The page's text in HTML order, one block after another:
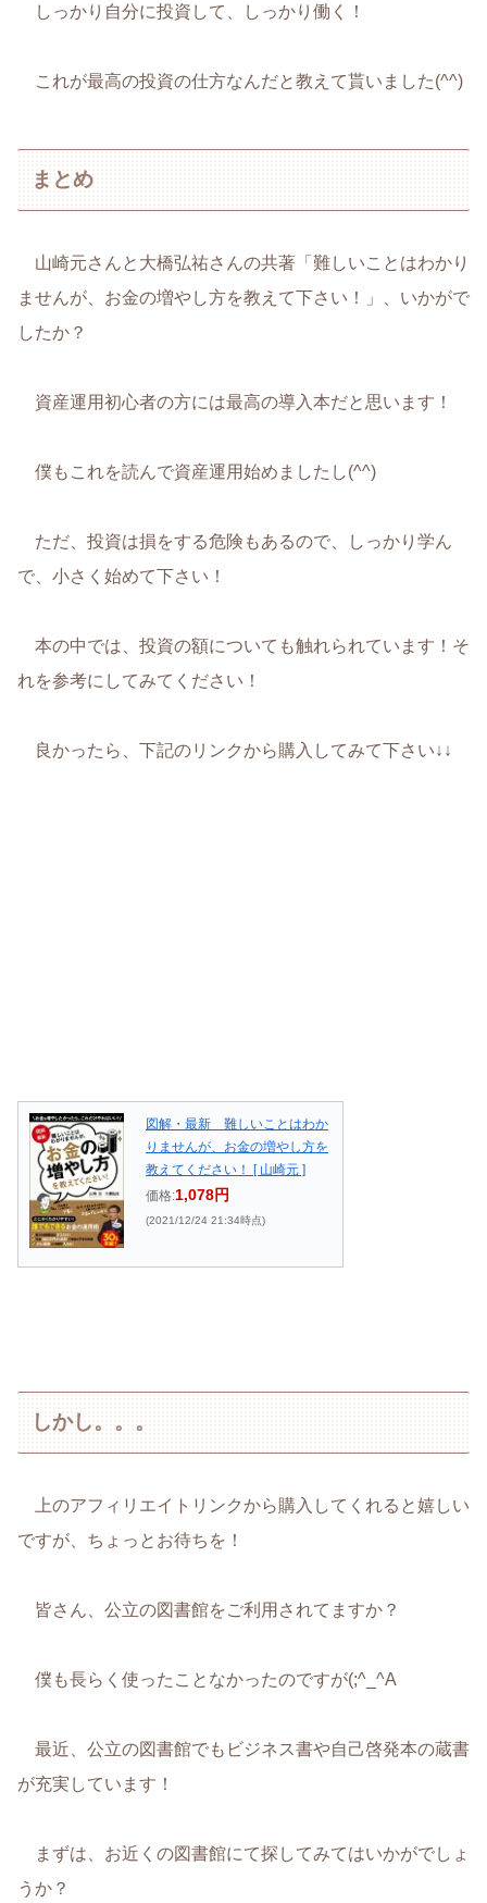
しっかり自分に投資して、しっかり働く！
これが最高の投資の仕方なんだと教えて貰いました(^^)
まとめ
山崎元さんと大橋弘祐さんの共著「難しいことはわかり
ませんが、お金の増やし方を教えて下さい！」、いかがで
したか？
資産運用初心者の方には最高の導入本だと思います！
僕もこれを読んで資産運用始めましたし(^^)
ただ、投資は損をする危険もあるので、しっかり学ん
で、小さく始めて下さい！
本の中では、投資の額についても触れられています！そ
れを参考にしてみてください！
良かったら、下記のリンクから購入してみて下さい↓↓
図解・最新 難しいことはわか
りませんが、お金の増やし方を
教えてください！ [ 山崎元 ]
価格:1,078円
(2021/12/24 21:34時点)
しかし。。。
上のアフィリエイトリンクから購入してくれると嬉しい
ですが、ちょっとお待ちを！
皆さん、公立の図書館をご利用されてますか？
僕も長らく使ったことなかったのですが(;^_^A
最近、公立の図書館でもビジネス書や自己啓発本の蔵書
が充実しています！
まずは、お近くの図書館にて探してみてはいかがでしょ
うか？